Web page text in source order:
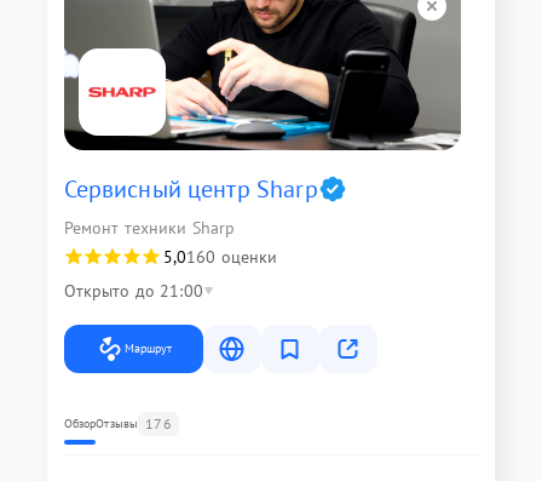
Сервисный центр Sharp
Ремонт техники Sharp
5,0160 оценки
Открыто до 21:00
Маршрут
ОбзорОтзывы 176